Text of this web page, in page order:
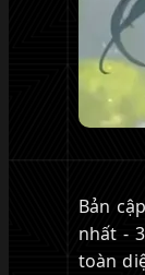
Bản
nhất -
toàn